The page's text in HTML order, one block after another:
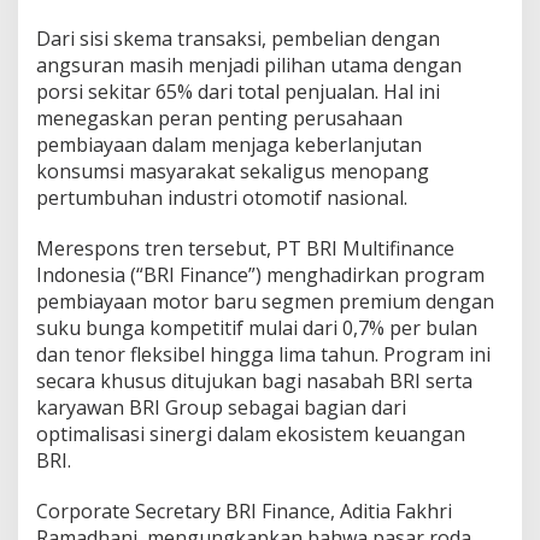
Dari sisi skema transaksi, pembelian dengan
angsuran masih menjadi pilihan utama dengan
porsi sekitar 65% dari total penjualan. Hal ini
menegaskan peran penting perusahaan
pembiayaan dalam menjaga keberlanjutan
konsumsi masyarakat sekaligus menopang
pertumbuhan industri otomotif nasional.
Merespons tren tersebut, PT BRI Multifinance
Indonesia (“BRI Finance”) menghadirkan program
pembiayaan motor baru segmen premium dengan
suku bunga kompetitif mulai dari 0,7% per bulan
dan tenor fleksibel hingga lima tahun. Program ini
secara khusus ditujukan bagi nasabah BRI serta
karyawan BRI Group sebagai bagian dari
optimalisasi sinergi dalam ekosistem keuangan
BRI.
Corporate Secretary BRI Finance, Aditia Fakhri